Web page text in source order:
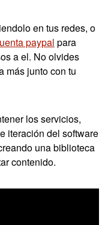
en tus redes, o
paypal para
a el. No olvides
más junto con tu
los servicios,
iteración del software
una biblioteca
contenido.